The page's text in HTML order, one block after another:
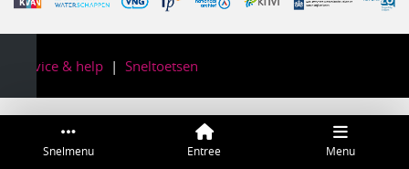
Snelmenu Entree Menu
Service & help Sneltoetsen